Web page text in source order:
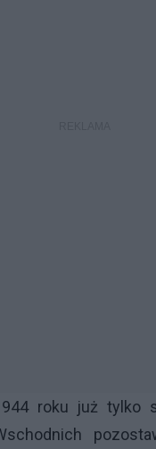
roku już tylko